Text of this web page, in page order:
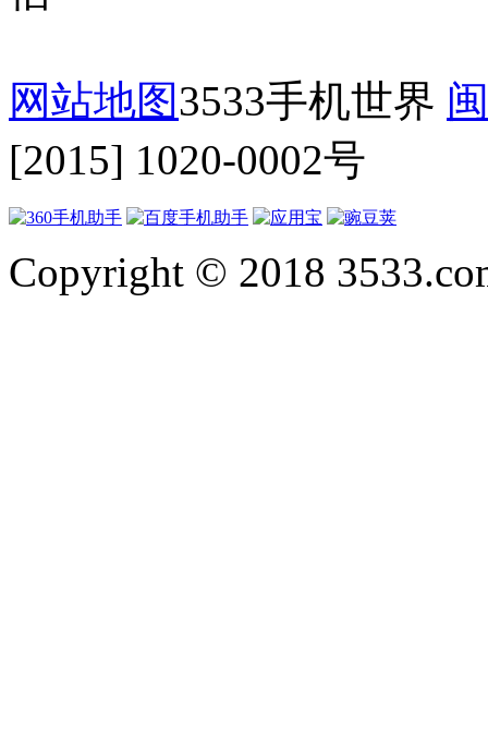
网站地图3533手机世界
[2015] 1020-0002号
Copyright © 2018